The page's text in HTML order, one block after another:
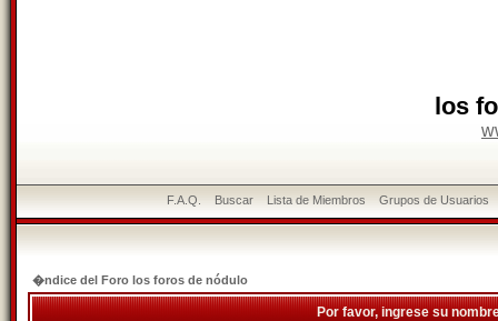
los
F.A.Q. Buscar Lista de Miembros Grupos de Usuarios
�ndice del Foro los foros de nódulo
Por favor, ingrese su